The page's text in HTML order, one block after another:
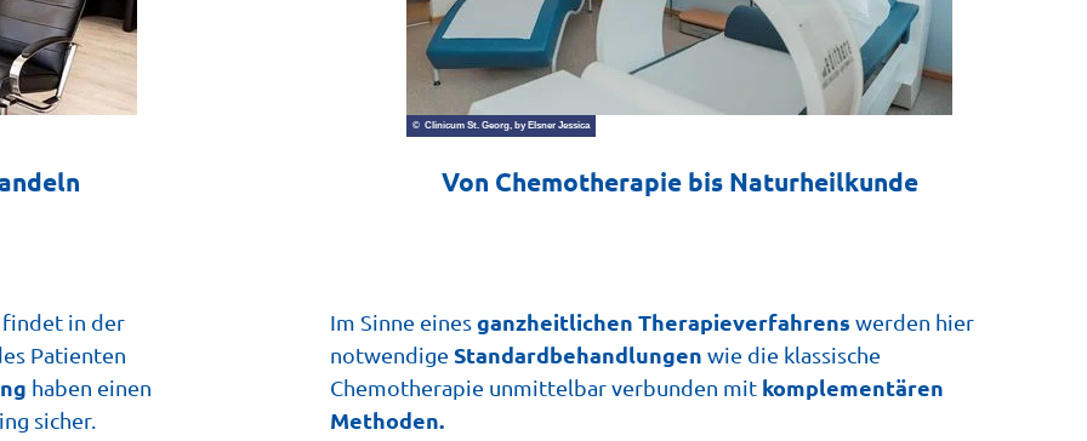
findet in der
Patienten
haben einen
sicher.
© Clinicum St. Georg, by Elsner Jessica
Von Chemotherapie bis Naturheilkunde
Im Sinne einesganzheitlichen Therapieverfahrens werden hier
notwendige Standardbehandlungen wie die klassische
Chemotherapie unmittelbar verbunden mit komplementären
Methoden.